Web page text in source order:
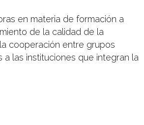
en materia de formación a
de la calidad de la
cooperación entre grupos
las instituciones que integran la